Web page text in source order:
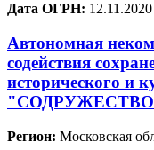
Дата ОГРН: 12.11.2020
Автономная
содействия
исторического и
Регион: Московская